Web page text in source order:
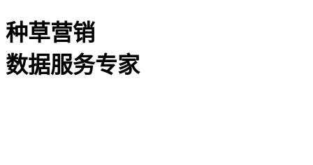
种草营销
数据服务专家